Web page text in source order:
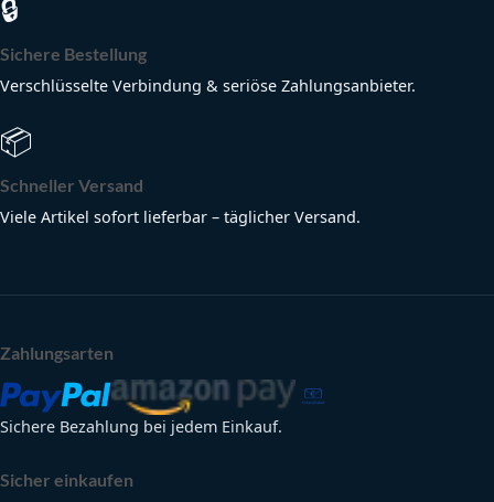
🔒
Sichere Bestellung
Verschlüsselte Verbindung & seriöse Zahlungsanbieter.
📦
Schneller Versand
Viele Artikel sofort lieferbar – täglicher Versand.
Zahlungsarten
Sichere Bezahlung bei jedem Einkauf.
Sicher einkaufen